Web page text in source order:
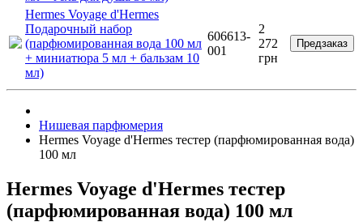
Hermes Voyage d'Hermes
Подарочный набор
(парфюмированная вода 100 мл
+ миниатюра 5 мл + бальзам 10
мл)
606613-
001
2
272
грн
Предзаказ
Нишевая парфюмерия
Hermes Voyage d'Hermes тестер (парфюмированная вода)
100 мл
Hermes Voyage d'Hermes тестер
(парфюмированная вода) 100 мл